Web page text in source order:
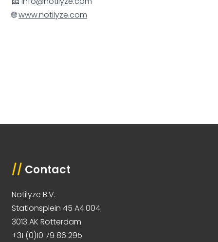
🌐www.notilyze.com
// Contact
Notilyze B.V.
Stationsplein 45 A4.004
3013 AK Rotterdam
+31 (0)10 79 86 295